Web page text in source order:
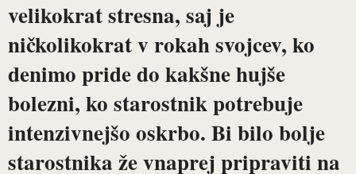
velikokrat stresna, saj je
ničkolikokrat v rokah svojcev, ko
denimo pride do kakšne hujše
bolezni, ko starostnik potrebuje
intenzivnejšo oskrbo. Bi bilo bolje
starostnika že vnaprej pripraviti na